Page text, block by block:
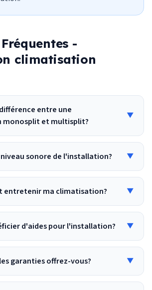
-
climatisation
entre une
et multisplit?
▼
sonore de l'installation? ▼
entretenir ma climatisation? ▼
d'aides pour l'installation? ▼
garanties offrez-vous? ▼